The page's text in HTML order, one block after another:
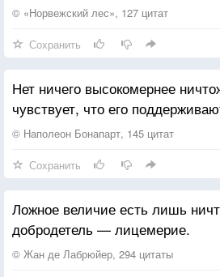
А квартирка старенькая в Одессе.
Если с кем связаться —
Пусть сейчас не так всё, но ты
Да, сейчас иначе, но верь: мы
То, что самое важное, не
Гениальные мысли всегда
Кто ненужных вычеркнул, те
Нужно отпускать, с кем вы
© «Норвежский лес», 127 цитат
Сохранить
Нет ничего высокомернее
чувствует, что его
© Наполеон Бонапарт, 145 цитат
Сохранить
Ложное величие есть лишь
добродетель — лицемерие.
© Жан де Лабрюйер, 294 цитаты